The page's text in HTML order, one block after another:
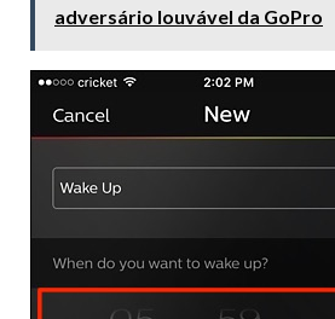
adversário louvável da GoPro